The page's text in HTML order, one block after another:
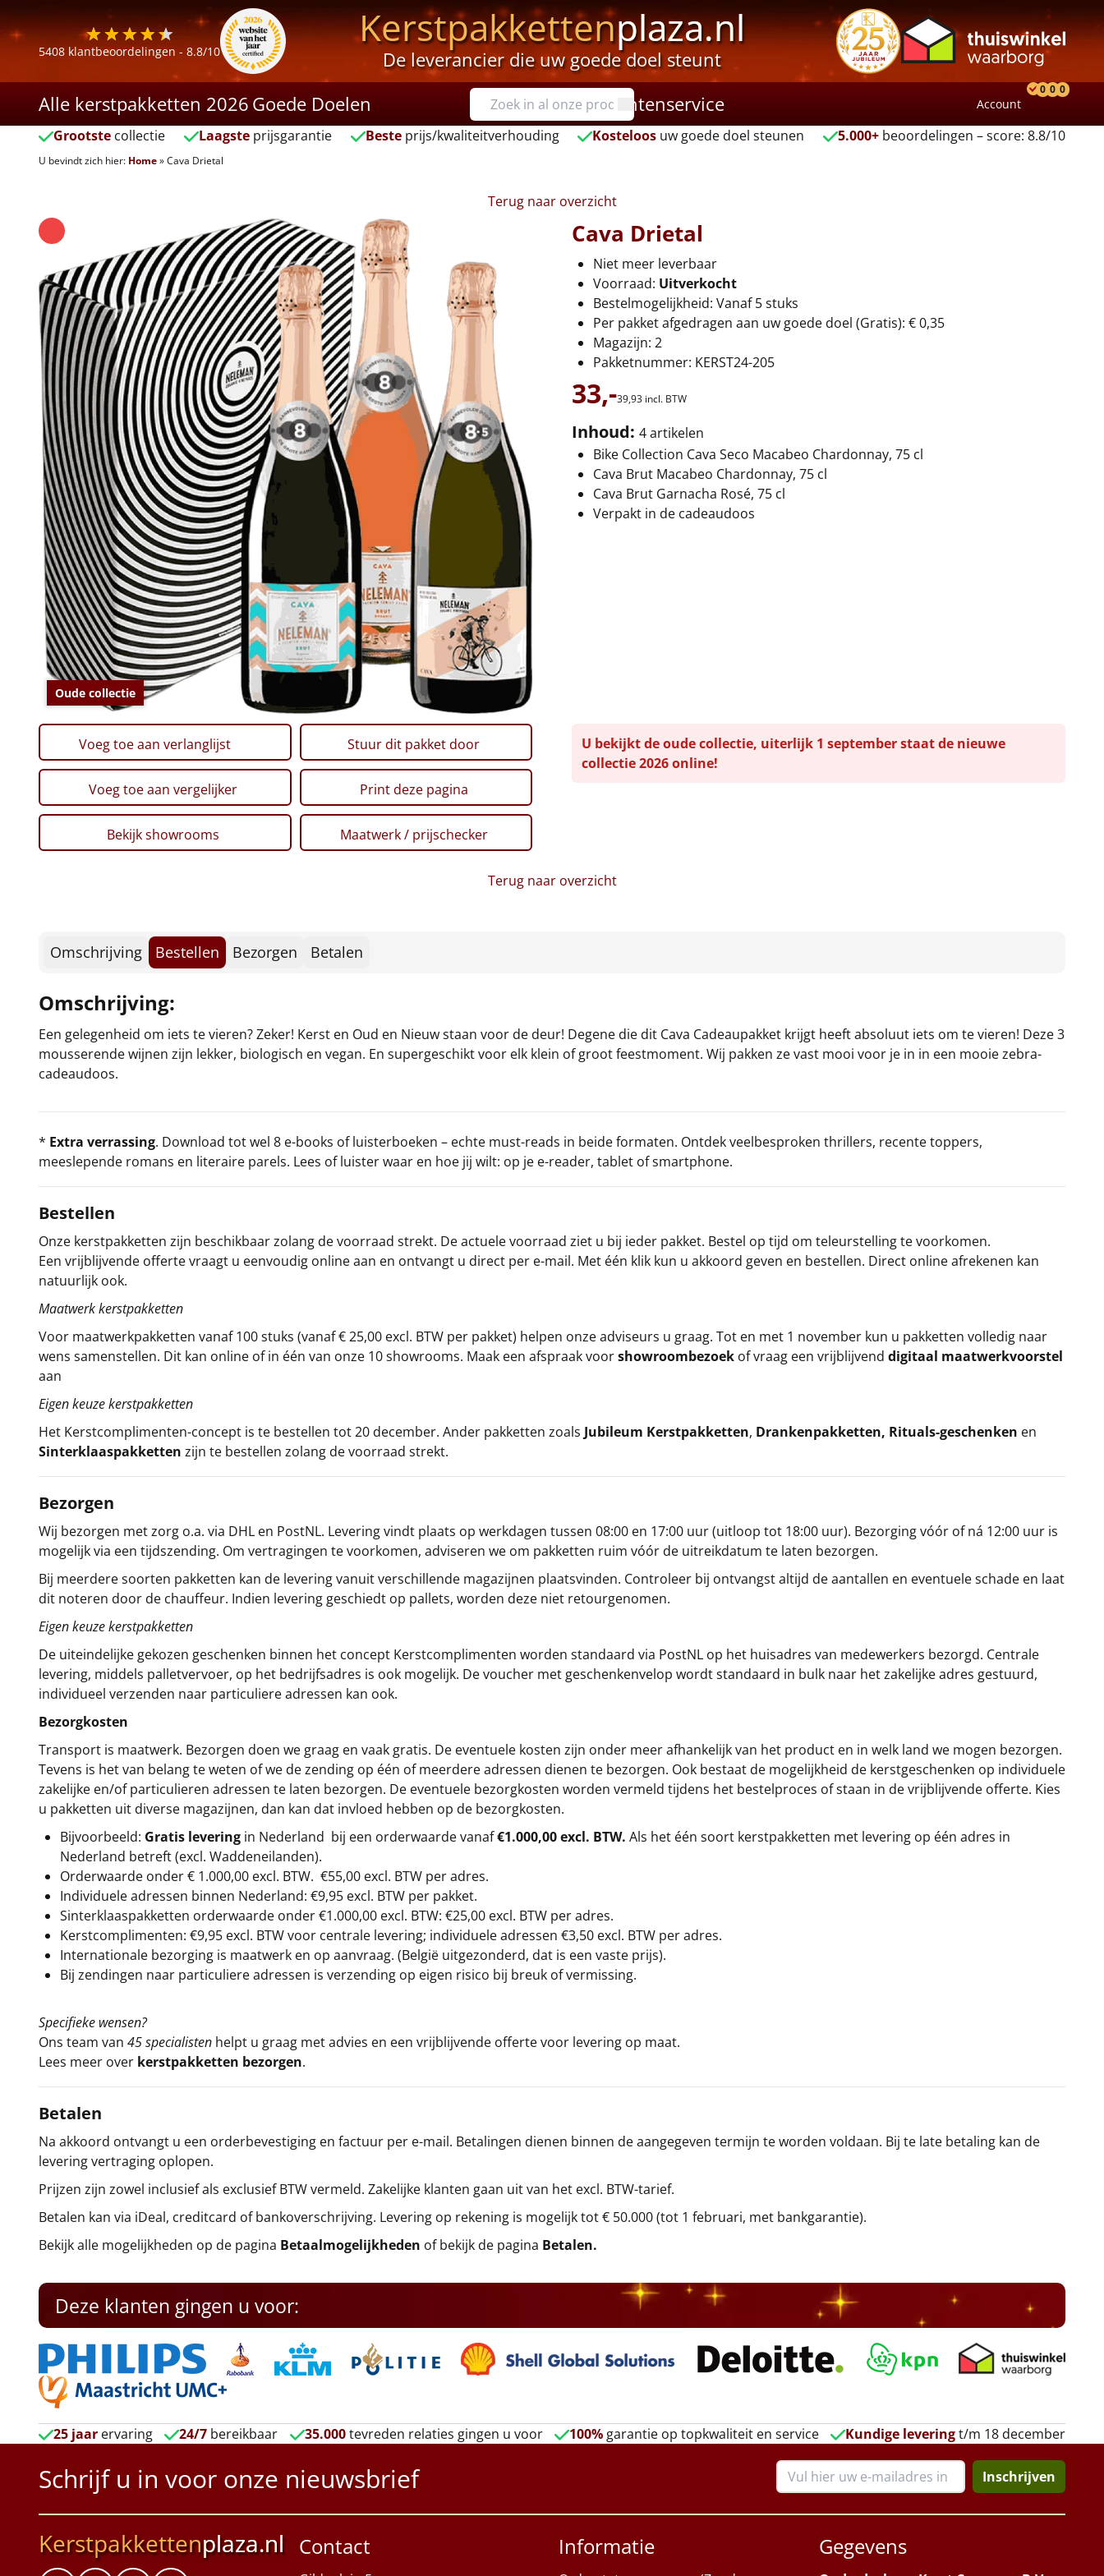
5408 klantbeoordelingen - 8.8/10 Kerstpakkettenplaza.nl
De leverancier die uw goede doel steunt
Alle kerstpakketten 2026 Goede Doelen Klantenservice Account
0 0 0
Grootste collectie Laagsteprijsgarantie Besteprijs/kwaliteitverhouding Kosteloos uw goede doel steunen 5.000+ beoordelingen – score: 8.8/10
U bevindt zich hier: Home»Cava Drietal
Terug naar overzicht
Oude collectie
Cava Drietal
Niet meer leverbaar
Voorraad: Uitverkocht
Bestelmogelijkheid: Vanaf 5 stuks
Per pakket afgedragen aan uw goede doel (Gratis): € 0,35
Magazijn: 2
Pakketnummer: KERST24-205
33,-39,93 incl. BTW
Inhoud: 4 artikelen
Bike Collection Cava Seco Macabeo Chardonnay, 75 cl
Cava Brut Macabeo Chardonnay, 75 cl
Cava Brut Garnacha Rosé, 75 cl
Verpakt in de cadeaudoos
Voeg toe aan verlanglijst Stuur dit pakket door
Voeg toe aan vergelijker Print deze pagina
Bekijk showrooms Maatwerk / prijschecker
U bekijkt de oude collectie, uiterlijk 1 september staat de nieuwe
collectie 2026 online!
Terug naar overzicht
Omschrijving Bestellen Bezorgen Betalen
Omschrijving:
Een gelegenheid om iets te vieren? Zeker! Kerst en Oud en Nieuw staan voor de deur! Degene die dit Cava Cadeaupakket krijgt heeft absoluut iets om te vieren! Deze 3
mousserende wijnen zijn lekker, biologisch en vegan. En supergeschikt voor elk klein of groot feestmoment. Wij pakken ze vast mooi voor je in in een mooie zebra-
cadeaudoos.
* Extra verrassing. Download tot wel 8 e-books of luisterboeken – echte must-reads in beide formaten. Ontdek veelbesproken thrillers, recente toppers,
meeslepende romans en literaire parels. Lees of luister waar en hoe jij wilt: op je e-reader, tablet of smartphone.
Bestellen
Onze kerstpakketten zijn beschikbaar zolang de voorraad strekt. De actuele voorraad ziet u bij ieder pakket. Bestel op tijd om teleurstelling te voorkomen.
Een vrijblijvende offerte vraagt u eenvoudig online aan en ontvangt u direct per e-mail. Met één klik kun u akkoord geven en bestellen. Direct online afrekenen kan
natuurlijk ook.
Maatwerk kerstpakketten
Voor maatwerkpakketten vanaf 100 stuks (vanaf € 25,00 excl. BTW per pakket) helpen onze adviseurs u graag. Tot en met 1 november kun u pakketten volledig naar
wens samenstellen. Dit kan online of in één van onze 10 showrooms. Maak een afspraak voorshowroombezoek of vraag een vrijblijvend digitaal maatwerkvoorstel
aan
Eigen keuze kerstpakketten
Het Kerstcomplimenten-concept is te bestellen tot 20 december. Ander pakketten zoals Jubileum Kerstpakketten, Drankenpakketten, Rituals-geschenken en
Sinterklaaspakketten zijn te bestellen zolang de voorraad strekt.
Bezorgen
Wij bezorgen met zorg o.a. via DHL en PostNL. Levering vindt plaats op werkdagen tussen 08:00 en 17:00 uur (uitloop tot 18:00 uur). Bezorging vóór of ná 12:00 uur is
mogelijk via een tijdszending. Om vertragingen te voorkomen, adviseren we om pakketten ruim vóór de uitreikdatum te laten bezorgen.
Bij meerdere soorten pakketten kan de levering vanuit verschillende magazijnen plaatsvinden. Controleer bij ontvangst altijd de aantallen en eventuele schade en laat
dit noteren door de chauffeur. Indien levering geschiedt op pallets, worden deze niet retourgenomen.
Eigen keuze kerstpakketten
De uiteindelijke gekozen geschenken binnen het concept Kerstcomplimenten worden standaard via PostNL op het huisadres van medewerkers bezorgd. Centrale
levering, middels palletvervoer, op het bedrijfsadres is ook mogelijk. De voucher met geschenkenvelop wordt standaard in bulk naar het zakelijke adres gestuurd,
individueel verzenden naar particuliere adressen kan ook.
Bezorgkosten
Transport is maatwerk. Bezorgen doen we graag en vaak gratis. De eventuele kosten zijn onder meer afhankelijk van het product en in welk land we mogen bezorgen.
Tevens is het van belang te weten of we de zending op één of meerdere adressen dienen te bezorgen. Ook bestaat de mogelijkheid de kerstgeschenken op individuele
zakelijke en/of particulieren adressen te laten bezorgen. De eventuele bezorgkosten worden vermeld tijdens het bestelproces of staan in de vrijblijvende offerte. Kies
u pakketten uit diverse magazijnen, dan kan dat invloed hebben op de bezorgkosten.
Bijvoorbeeld: Gratis levering in Nederland bij een orderwaarde vanaf€1.000,00 excl. BTW. Als het één soort kerstpakketten met levering op één adres in
Nederland betreft (excl. Waddeneilanden).
Orderwaarde onder € 1.000,00 excl. BTW. €55,00 excl. BTW per adres.
Individuele adressen binnen Nederland: €9,95 excl. BTW per pakket.
Sinterklaaspakketten orderwaarde onder €1.000,00 excl. BTW: €25,00 excl. BTW per adres.
Kerstcomplimenten: €9,95 excl. BTW voor centrale levering; individuele adressen €3,50 excl. BTW per adres.
Internationale bezorging is maatwerk en op aanvraag. (België uitgezonderd, dat is een vaste prijs).
Bij zendingen naar particuliere adressen is verzending op eigen risico bij breuk of vermissing.
Specifieke wensen?
Ons team van 45 specialisten helpt u graag met advies en een vrijblijvende offerte voor levering op maat.
Lees meer over kerstpakketten bezorgen.
Betalen
Na akkoord ontvangt u een orderbevestiging en factuur per e-mail. Betalingen dienen binnen de aangegeven termijn te worden voldaan. Bij te late betaling kan de
levering vertraging oplopen.
Prijzen zijn zowel inclusief als exclusief BTW vermeld. Zakelijke klanten gaan uit van het excl. BTW-tarief.
Betalen kan via iDeal, creditcard of bankoverschrijving. Levering op rekening is mogelijk tot € 50.000 (tot 1 februari, met bankgarantie).
Bekijk alle mogelijkheden op de pagina Betaalmogelijkheden of bekijk de pagina Betalen.
Deze klanten gingen u voor:
25 jaar ervaring 24/7 bereikbaar 35.000tevreden relaties gingen u voor 100%garantie op topkwaliteit en service Kundige leveringt/m 18 december
Schrijf u in voor onze nieuwsbrief Inschrijven
Kerstpakkettenplaza.nl Contact Informatie Gegevens